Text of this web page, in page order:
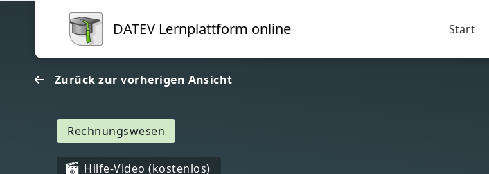
DATEV Lernplattform online
Start
Zurück zur vorherigen Ansicht
Rechnungswesen
Hilfe-Video (kostenlos)